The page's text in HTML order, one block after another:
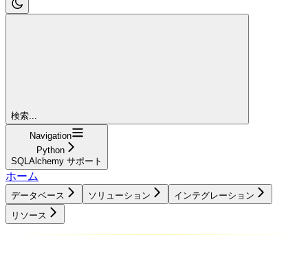
検索...
Navigation
Python
SQLAlchemy サポート
ホーム
データベース ソリューション
インテグレーション
リソース